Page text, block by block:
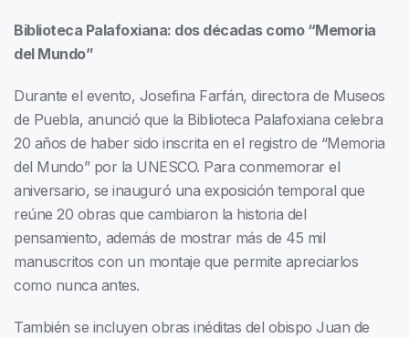
Biblioteca Palafoxiana: dos décadas como “Memoria
del Mundo”
Durante el evento, Josefina Farfán, directora de Museos
de Puebla, anunció que la Biblioteca Palafoxiana celebra
20 años de haber sido inscrita en el registro de “Memoria
del Mundo” por la UNESCO. Para conmemorar el
aniversario, se inauguró una exposición temporal que
reúne 20 obras que cambiaron la historia del
pensamiento, además de mostrar más de 45 mil
manuscritos con un montaje que permite apreciarlos
como nunca antes.
También se incluyen obras inéditas del obispo Juan de